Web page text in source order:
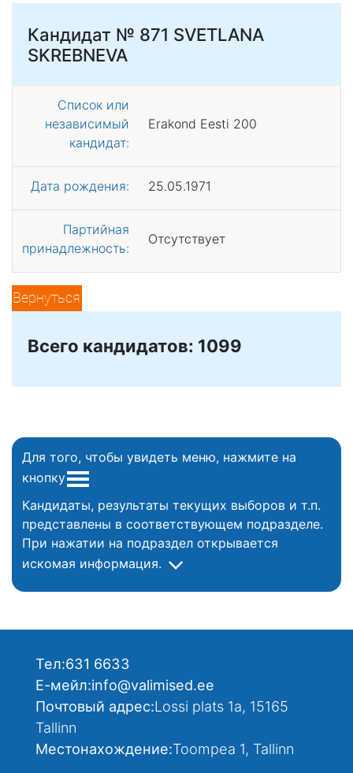
Кандидат № 871 SVETLANA
SKREBNEVA
Список или
независимый
кандидат:
Erakond Eesti 200
Дата рождения: 25.05.1971
Партийная
принадлежность:
Отсутствует
Вернуться
Всего кандидатов: 1099
Для того, чтобы увидеть меню, нажмите на
кнопку
Кандидаты, результаты текущих выборов и т.п.
представлены в соответствующем подразделе.
При нажатии на подраздел открывается
искомая информация.
Тел:631 6633
Е-мейл:info@valimised.ee
Почтовый адрес:Lossi plats 1a, 15165
Tallinn
Местонахождение:Toompea 1, Tallinn